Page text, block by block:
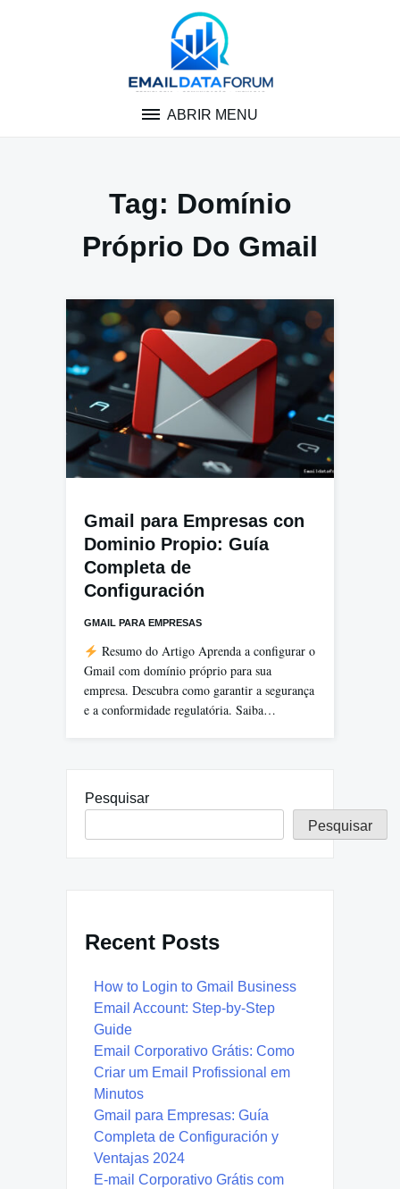
ABRIR MENU
Tag: Domínio
Próprio Do Gmail
Gmail para Empresas con
Dominio Propio: Guía
Completa de
Configuración
GMAIL PARA EMPRESAS
Resumo do Artigo Aprenda a configurar o
Gmail com domínio próprio para sua
empresa. Descubra como garantir a segurança
e a conformidade regulatória. Saiba…
Pesquisar
Pesquisar
Recent Posts
How to Login to Gmail Business
Email Account: Step-by-Step
Guide
Email Corporativo Grátis: Como
Criar um Email Profissional em
Minutos
Gmail para Empresas: Guía
Completa de Configuración y
Ventajas 2024
E-mail Corporativo Grátis com